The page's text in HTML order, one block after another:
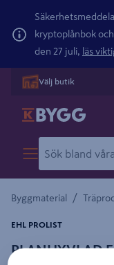
kryptoplånbok
den 27 juli, läs
Välj butik
Byggmaterial /
PLANHYVLAD
EHL PROLIST